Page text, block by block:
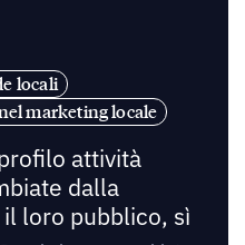
locali
marketing locale
attività
dalla
loro pubblico, sì